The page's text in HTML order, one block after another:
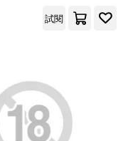
試閱